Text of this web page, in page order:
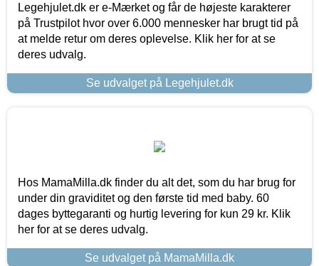
Legehjulet.dk er e-Mærket og får de højeste karakterer
på Trustpilot hvor over 6.000 mennesker har brugt tid på
at melde retur om deres oplevelse. Klik her for at se
deres udvalg.
Se udvalget på Legehjulet.dk
Hos MamaMilla.dk finder du alt det, som du har brug for
under din graviditet og den første tid med baby. 60
dages byttegaranti og hurtig levering for kun 29 kr. Klik
her for at se deres udvalg.
Se udvalget på MamaMilla.dk